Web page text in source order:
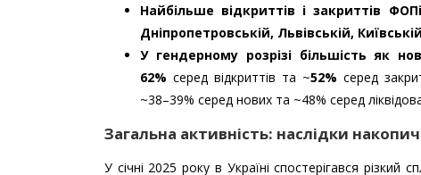
Найбільше відкриттів і закриттів
Дніпропетровській, Львівській,
У гендерному розрізі більшість як
62% серед відкриттів та ~52% серед
~38–39% серед нових та ~48% серед
Загальна активність: наслідки
У січні 2025 року в Україні спостерігався